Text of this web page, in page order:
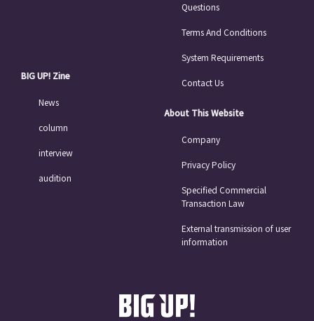
BIG UP! Zine
News
column
interview
audition
Questions
Terms And Conditions
System Requirements
Contact Us
About This Website
Company
Privacy Policy
Specified Commercial
Transaction Law
External transmission of user
information